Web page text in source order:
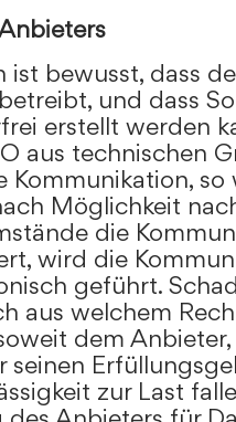
bewusst, dass
und dass
erstellt werden
aus technischen
Kommunikation, so
Möglichkeit
die
wird die
geführt.
aus welchem
dem
seinen
zur Last